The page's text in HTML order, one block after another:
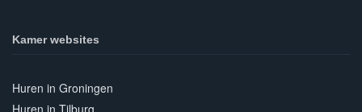
Kamer websites
Huren in Groningen
Huren in Tilburg